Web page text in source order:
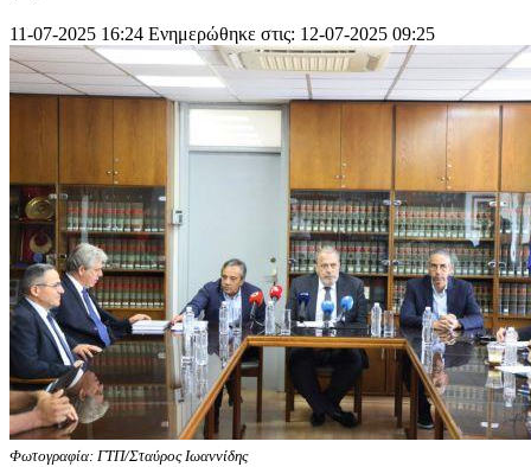
11-07-2025 16:24 Ενημερώθηκε στις: 12-07-2025 09:25
Φωτογραφία: ΓΤΠ/Σταύρος Ιωαννίδης